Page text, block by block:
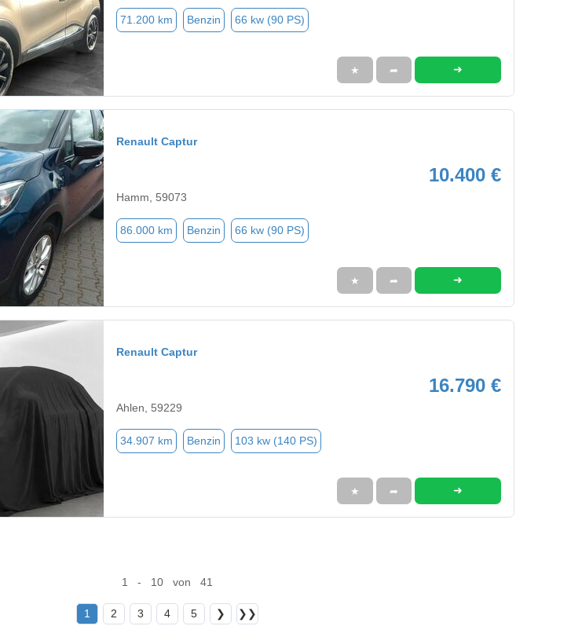
71.200 km Benzin 66 kw (90 PS)
★ ➦ ➜
Renault Captur
10.400 €
Hamm, 59073
86.000 km Benzin 66 kw (90 PS)
★ ➦ ➜
Renault Captur
16.790 €
Ahlen, 59229
34.907 km Benzin 103 kw (140 PS)
★ ➦ ➜
1 - 10 von 41
1 2 3 4 5 ❯ ❯❯